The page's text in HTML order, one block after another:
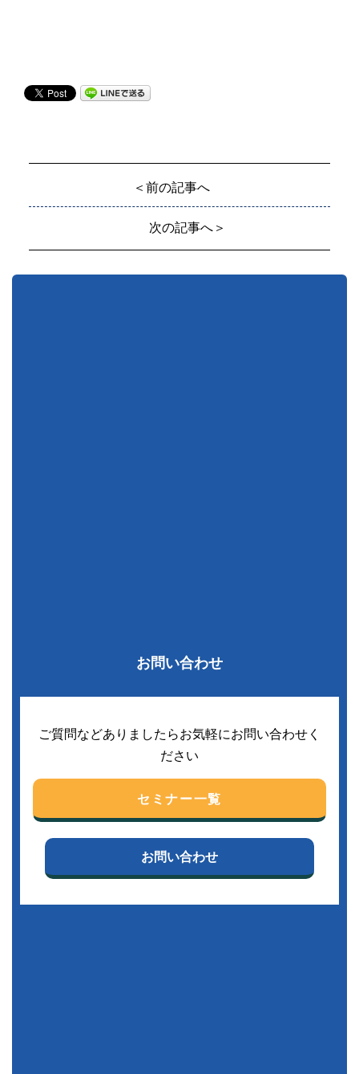
＜前の記事へ
次の記事へ＞
お問い合わせ
ご質問などありましたらお気軽にお問い合わせく
ださい
セミナー一覧
お問い合わせ